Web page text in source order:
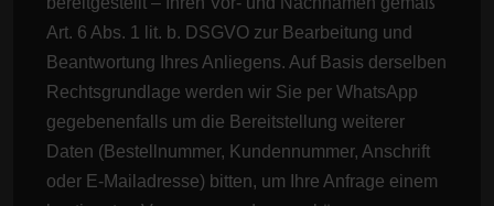
Art. 6 Abs. 1 lit. b. DSGVO zur Bearbeitung und
Beantwortung Ihres Anliegens. Auf Basis derselben
Rechtsgrundlage werden wir Sie per WhatsApp
gegebenenfalls um die Bereitstellung weiterer
Daten (Bestellnummer, Kundennummer, Anschrift
oder E-Mailadresse) bitten, um Ihre Anfrage einem